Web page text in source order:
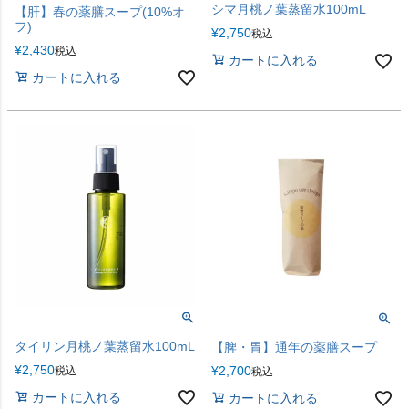
【肝】春の薬膳スープ(10%オ
フ)
¥2,430税込
カートに入れる
シマ月桃ノ葉蒸留水100mL
¥2,750税込
カートに入れる
タイリン月桃ノ葉蒸留水100mL
¥2,750税込
カートに入れる
【脾・胃】通年の薬膳スープ
¥2,700税込
カートに入れる